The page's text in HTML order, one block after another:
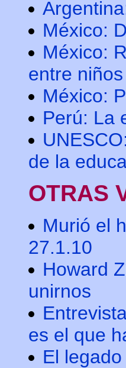
México:
México:
entre
México:
Perú: La
de la
OTRAS
Murió el
27.1.10
Howard
unirnos
es el que
El